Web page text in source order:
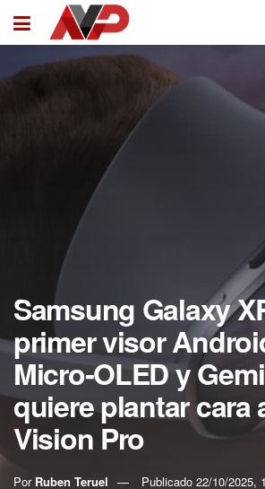
Samsung Galaxy
primer visor
Micro‑OLED y
quiere plantar cara
Vision Pro
Por Ruben Teruel Publicado 22/10/2025,